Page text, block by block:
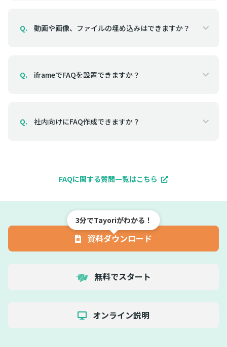
Q. 動画や画像、ファイルの埋め込みはできますか？
Q. iframeでFAQを設置できますか？
Q. 社内向けにFAQ作成できますか？
FAQに関する質問一覧はこちら
3分でTayoriがわかる！
資料ダウンロード
無料でスタート
オンライン説明